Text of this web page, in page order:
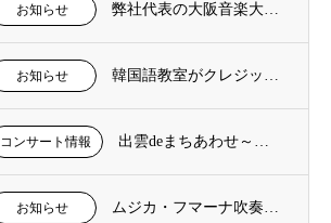
お知らせ 弊社代表の大阪音楽大学非常勤講師就任のお知らせ
お知らせ 韓国語教室がクレジット決済に対応しました。
コンサート情報 出雲deまちあわせ～地域と音楽家を結ぶ音楽会～ コンサート開催！
お知らせ ムジカ・フマーナ吹奏楽団のHPが公開されました。